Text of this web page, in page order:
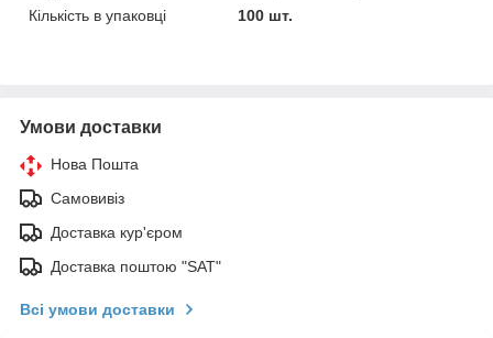
Кількість в упаковці
100 шт.
Умови доставки
Нова Пошта
Самовивіз
Доставка кур'єром
Доставка поштою "SAT"
Всі умови доставки